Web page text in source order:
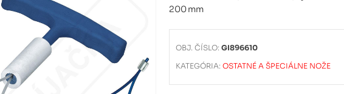
200 mm
OBJ. ČÍSLO:GI896610
KATEGÓRIA:OSTATNÉ A ŠPECIÁLNE NOŽE